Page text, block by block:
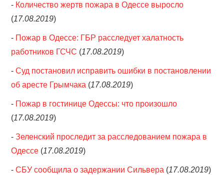
- Количество жертв пожара в Одессе выросло
(17.08.2019)
- Пожар в Одессе: ГБР расследует халатность
работников ГСЧС (17.08.2019)
-Суд постановил исправить ошибки в постановлении
об аресте Грымчака (17.08.2019)
- Пожар в гостинице Одессы: что произошло
(17.08.2019)
-Зеленский проследит за расследованием пожара в
Одессе (17.08.2019)
-СБУ сообщила о задержании Сильвера (17.08.2019)